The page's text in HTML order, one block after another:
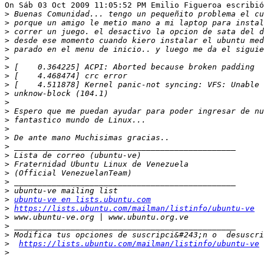
On Sáb 03 Oct 2009 11:05:52 PM Emilio Figueroa
>
>
>
>
>
>
>
>
>
>
>
>
>
>
>
>
>
>
>
>
>
> ubuntu-ve en lists.ubuntu.com
> https://lists.ubuntu.com/mailman/listinfo/ubuntu-ve
>
>
>
>
https://lists.ubuntu.com/mailman/listinfo/ubuntu-ve
>